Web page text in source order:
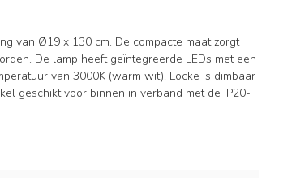
van Ø19 x 130 cm. De compacte maat zorgt
De lamp heeft geïntegreerde LEDs met een
van 3000K (warm wit). Locke is dimbaar
geschikt voor binnen in verband met de IP20-